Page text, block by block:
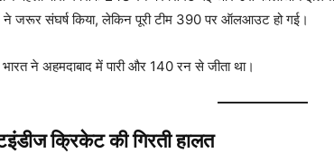
जरूर संघर्ष किया, लेकिन पूरी टीम 390 पर ऑलआउट हो गई।
ने अहमदाबाद में पारी और 140 रन से जीता था।
क्रिकेट की गिरती हालत